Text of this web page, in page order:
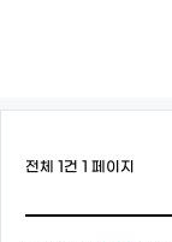
전체 1건 1 페이지